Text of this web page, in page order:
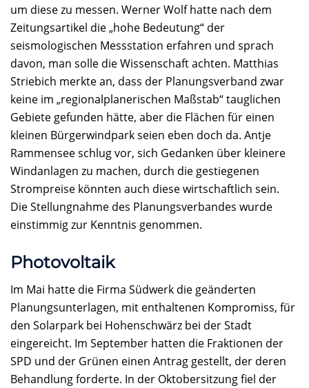
um diese zu messen. Werner Wolf hatte nach dem
Zeitungsartikel die „hohe Bedeutung“ der
seismologischen Messstation erfahren und sprach
davon, man solle die Wissenschaft achten. Matthias
Striebich merkte an, dass der Planungsverband zwar
keine im „regionalplanerischen Maßstab“ tauglichen
Gebiete gefunden hätte, aber die Flächen für einen
kleinen Bürgerwindpark seien eben doch da. Antje
Rammensee schlug vor, sich Gedanken über kleinere
Windanlagen zu machen, durch die gestiegenen
Strompreise könnten auch diese wirtschaftlich sein.
Die Stellungnahme des Planungsverbandes wurde
einstimmig zur Kenntnis genommen.
Photovoltaik
Im Mai hatte die Firma Südwerk die geänderten
Planungsunterlagen, mit enthaltenen Kompromiss, für
den Solarpark bei Hohenschwärz bei der Stadt
eingereicht. Im September hatten die Fraktionen der
SPD und der Grünen einen Antrag gestellt, der deren
Behandlung forderte. In der Oktobersitzung fiel der